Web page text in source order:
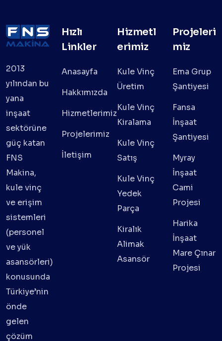
2013
yılından bu
yana
inşaat
sektörüne
güç katan
FNS
Makina,
kule vinç
ve erişim
sistemleri
(personel
ve yük
asansörleri)
konusunda
Türkiye’nin
önde
gelen
çözüm
Hızlı
Linkler
Anasayfa
Hakkımızda
Hizmetlerimiz
Projelerimiz
İletişim
Hizmetl
erimiz
Kule Vinç
Üretim
Kule Vinç
Kiralama
Kule Vinç
Satış
Kule Vinç
Yedek
Parça
Kiralık
Alimak
Asansör
Projeleri
miz
Ema Grup
Şantiyesi
Fansa
İnşaat
Şantiyesi
Myray
İnşaat
Cami
Projesi
Harika
İnşaat
Mare Çınar
Projesi